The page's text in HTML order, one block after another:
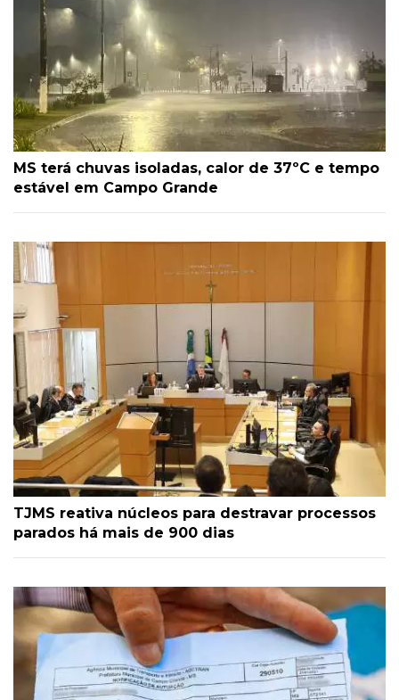
MS terá chuvas isoladas, calor de 37ºC e tempo
estável em Campo Grande
TJMS reativa núcleos para destravar processos
parados há mais de 900 dias